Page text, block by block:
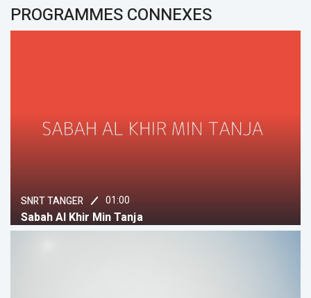
PROGRAMMES CONNEXES
SNRT TANGER 01:00
Sabah Al Khir Min Tanja